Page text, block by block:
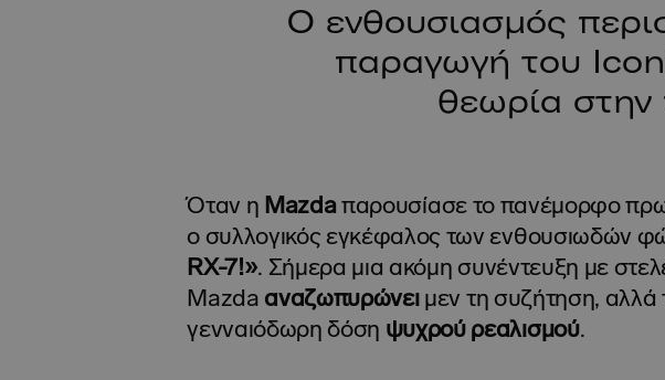
Ο ενθουσιασμός
παραγωγή του
θεωρία στην
Όταν η Mazdaπαρουσίασε το πανέμορφο
ο συλλογικός εγκέφαλος των ενθουσιωδών
RX-7!». Σήμερα μια ακόμη συνέντευξη με
Mazda αναζωπυρώνει μεν τη συζήτηση, αλλά
γενναιόδωρη δόση ψυχρού ρεαλισμού.